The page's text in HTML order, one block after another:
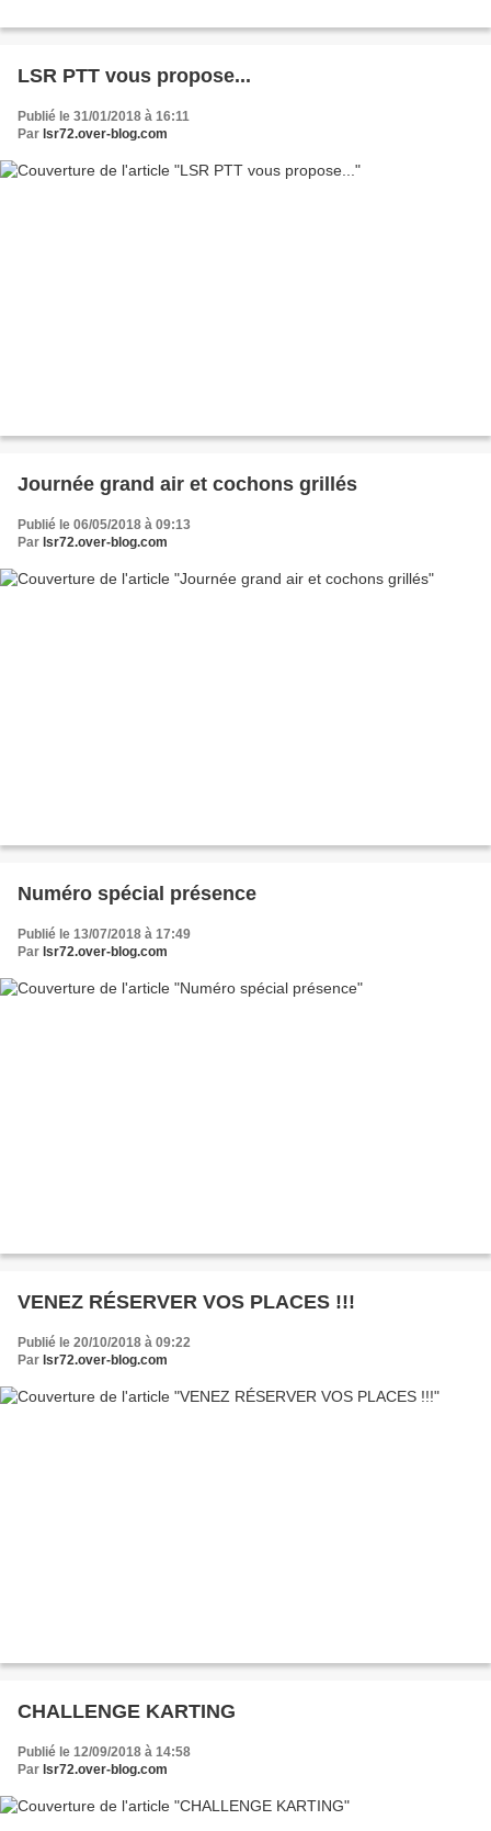
LSR PTT vous propose...
Publié le 31/01/2018 à 16:11
Par lsr72.over-blog.com
Journée grand air et cochons grillés
Publié le 06/05/2018 à 09:13
Par lsr72.over-blog.com
Numéro spécial présence
Publié le 13/07/2018 à 17:49
Par lsr72.over-blog.com
VENEZ RÉSERVER VOS PLACES !!!
Publié le 20/10/2018 à 09:22
Par lsr72.over-blog.com
CHALLENGE KARTING
Publié le 12/09/2018 à 14:58
Par lsr72.over-blog.com